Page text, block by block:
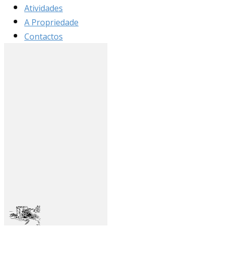
Atividades
A Propriedade
Contactos